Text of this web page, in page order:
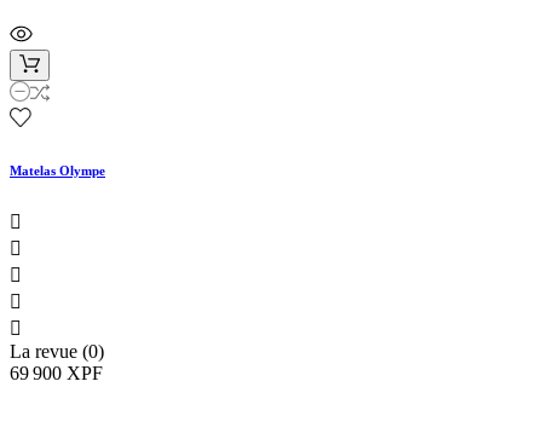
Matelas Olympe





La revue (0)
69 900 XPF